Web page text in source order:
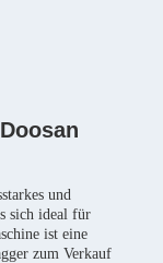
und
sich ideal für
ist eine
zum Verkauf